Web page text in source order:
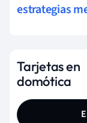
estrategias
Tarjetas en
domótica